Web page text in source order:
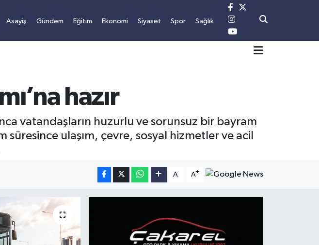
Asayiş Gündem Eğitim Ekonomi Siyaset Spor Sağlık
hazır
vatandaşların huzurlu ve sorunsuz bir bayram
süresince ulaşım, çevre, sosyal hizmetler ve acil
A- A+